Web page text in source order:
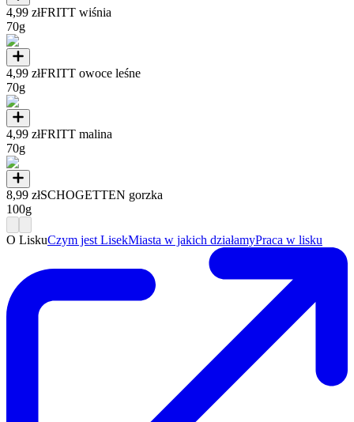
4,99 złFRITT wiśnia
70g
4,99 złFRITT owoce leśne
70g
4,99 złFRITT malina
70g
8,99 złSCHOGETTEN gorzka
100g
O LiskuCzym jest LisekMiasta w jakich działamyPraca w lisku